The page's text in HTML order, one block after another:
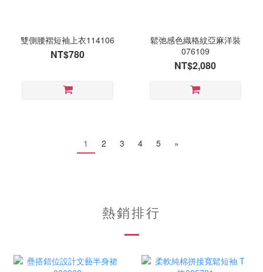
雙側腰褶短袖上衣114106
NT$780
鬆弛感色織格紋亞麻洋裝
076109
NT$2,080
1 2 3 4 5 »
熱銷排行